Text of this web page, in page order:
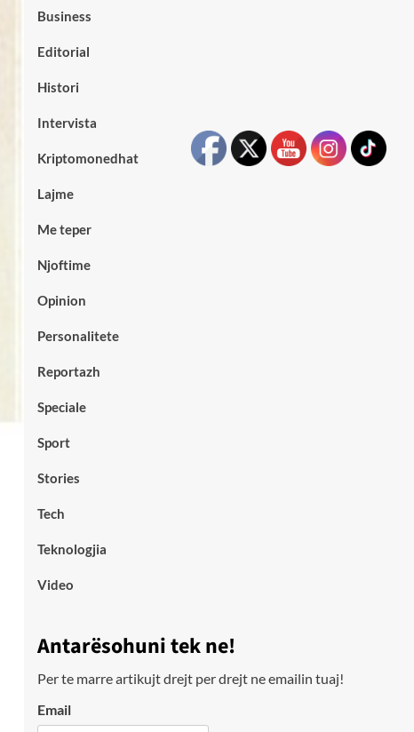
Business
Editorial
Histori
Intervista
Kriptomonedhat
Lajme
Me teper
Njoftime
Opinion
Personalitete
Reportazh
Speciale
Sport
Stories
Tech
Teknologjia
Video
Antarësohuni tek ne!
Per te marre artikujt drejt per drejt ne emailin tuaj!
Email